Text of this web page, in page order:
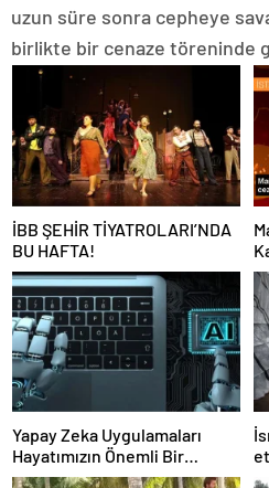
uzun süre sonra cepheye
birlikte bir cenaze töreninde
İBB ŞEHİR TİYATROLARI’NDA
BU HAFTA!
Yapay Zeka Uygulamaları
Hayatımızın Önemli Bir
Parçası Haline Geliyor